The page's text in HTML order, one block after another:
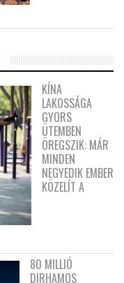
KÍNA
LAKOSSÁGA
GYORS
ÜTEMBEN
ÖREGSZIK: MÁR
MINDEN
NEGYEDIK EMBER
KÖZELÍT A
80 MILLIÓ
DIRHAMOS